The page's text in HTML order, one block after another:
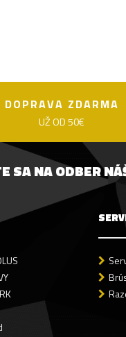
DOPRAVA ZDARMA
UŽ OD 50€
SA NA ODBER